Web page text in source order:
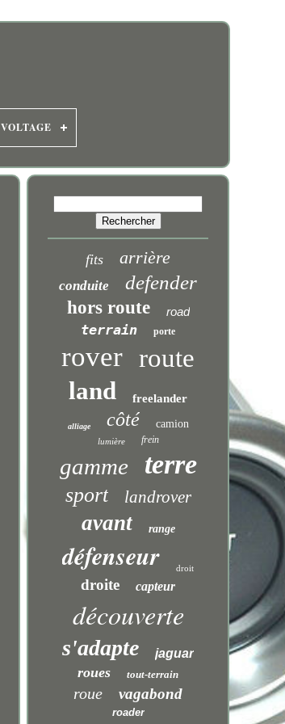
VOLTAGE
fits arrière
conduite defender
hors route road
terrain porte
rover route
land freelander
alliage côté camion
lumière frein
gamme terre
sport landrover
avant range
défenseur droit
droite capteur
découverte
s'adapte jaguar
roues tout-terrain
roue vagabond
roader